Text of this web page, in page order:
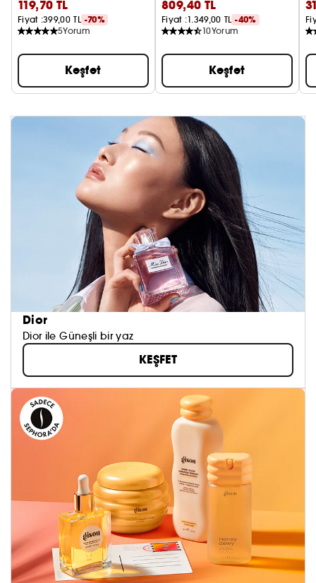
(1 adet)
119,70 TL
Fiyat :399,00 TL -70%
5Yorum
Keşfet
809,40 TL
Fiyat :1.349,00 TL -40%
10Yorum
Keşfet
Dior
Dior ile Güneşli bir yaz
KEŞFET